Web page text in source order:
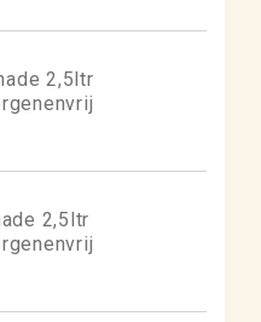
2,5ltr
2,5ltr